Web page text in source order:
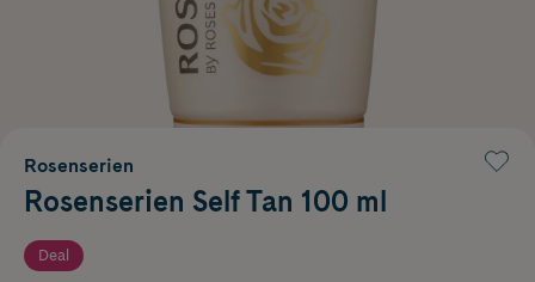
Rosenserien
Rosenserien Self Tan 100 ml
Deal